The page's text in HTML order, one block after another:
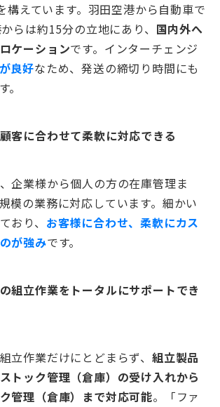
構えています。羽田空港から自動車で
らは約15分の立地にあり、 国内外へ
ケーションです。インターチェンジ
良好なため、発送の締切り時間にも
客に合わせて柔軟に対応できる
企業様から個人の方の在庫管理ま
模の業務に対応しています。細かい
おり、 お客様に合わせ、柔軟にカス
が強みです。
組立作業をトータルにサポートでき
立作業だけにとどまらず、 組立製品
トック管理（倉庫）の受け入れから
管理（倉庫）まで対応可能。「ファ